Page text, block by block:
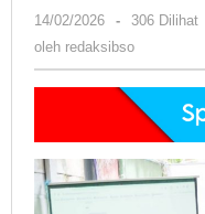
14/02/2026
oleh
redaksibso
-
306 Dilihat
oleh redaksibso